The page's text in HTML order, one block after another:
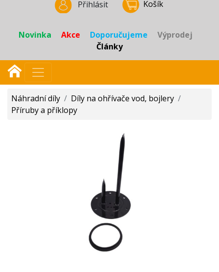
Přihlásit Košík
Novinka Akce Doporučujeme
Výprodej
Články
Náhradní díly / Díly na ohřívače vod, bojlery /
Příruby a příklopy